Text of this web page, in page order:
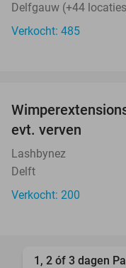
Delfgauw (+44
Verkocht: 485
SOLD
OUT
evt. verven
Lashbynez
Delft
Verkocht: 200
1, 2 óf 3 dagen